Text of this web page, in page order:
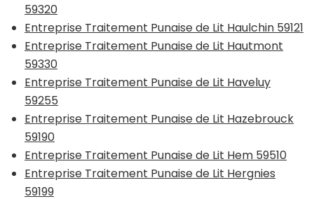
59320
Entreprise Traitement Punaise de Lit Haulchin 59121
Entreprise Traitement Punaise de Lit Hautmont
59330
Entreprise Traitement Punaise de Lit Haveluy
59255
Entreprise Traitement Punaise de Lit Hazebrouck
59190
Entreprise Traitement Punaise de Lit Hem 59510
Entreprise Traitement Punaise de Lit Hergnies
59199